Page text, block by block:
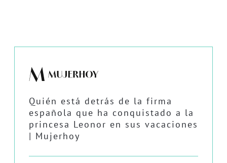
Quién está detrás de la firma
española que ha conquistado a la
princesa Leonor en sus vacaciones
| Mujerhoy